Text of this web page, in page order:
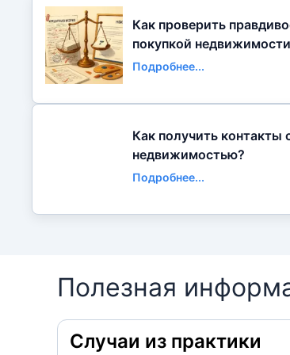
Как проверить
покупкой недвижимости
Подробнее...
Как получить
недвижимостью?
Подробнее...
Полезная
Случаи из практики